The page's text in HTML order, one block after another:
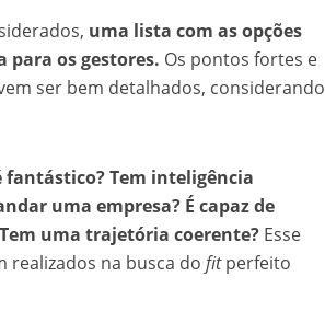
uma lista com as opções
para os gestores. Os pontos fortes e
ser bem detalhados, considerando
fantástico? Tem inteligência
uma empresa? É capaz de
uma trajetória coerente? Esse
realizados na busca do fitperfeito